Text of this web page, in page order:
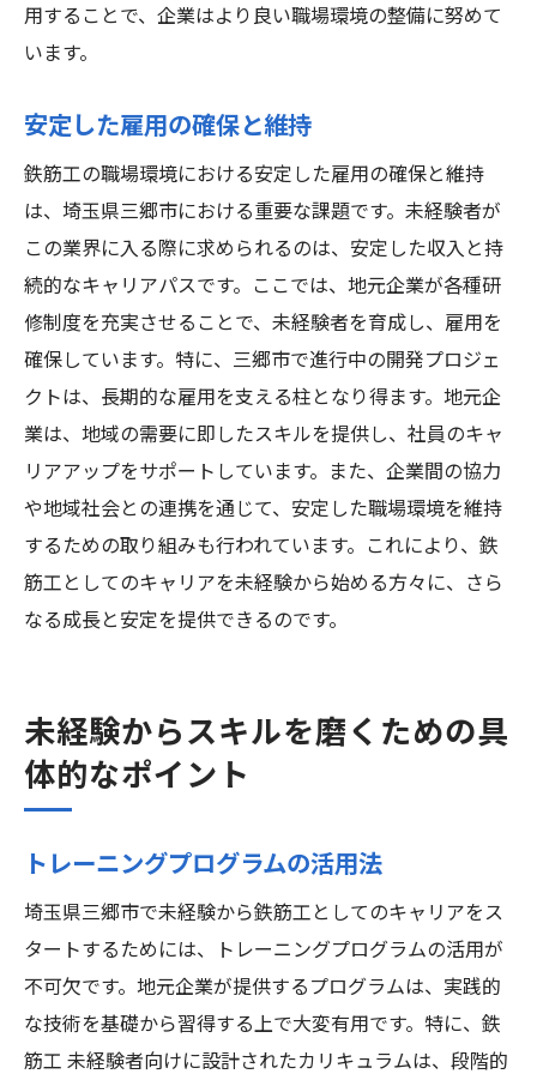
用することで、企業はより良い職場環境の整備に努めて
います。
安定した雇用の確保と維持
鉄筋工の職場環境における安定した雇用の確保と維持
は、埼玉県三郷市における重要な課題です。未経験者が
この業界に入る際に求められるのは、安定した収入と持
続的なキャリアパスです。ここでは、地元企業が各種研
修制度を充実させることで、未経験者を育成し、雇用を
確保しています。特に、三郷市で進行中の開発プロジェ
クトは、長期的な雇用を支える柱となり得ます。地元企
業は、地域の需要に即したスキルを提供し、社員のキャ
リアアップをサポートしています。また、企業間の協力
や地域社会との連携を通じて、安定した職場環境を維持
するための取り組みも行われています。これにより、鉄
筋工としてのキャリアを未経験から始める方々に、さら
なる成長と安定を提供できるのです。
未経験からスキルを磨くための具
体的なポイント
トレーニングプログラムの活用法
埼玉県三郷市で未経験から鉄筋工としてのキャリアをス
タートするためには、トレーニングプログラムの活用が
不可欠です。地元企業が提供するプログラムは、実践的
な技術を基礎から習得する上で大変有用です。特に、鉄
筋工 未経験者向けに設計されたカリキュラムは、段階的